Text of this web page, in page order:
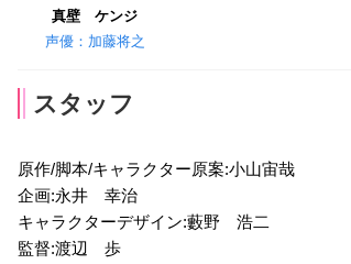
真壁 ケンジ
声優：加藤将之
スタッフ
原作/脚本/キャラクター原案:小山宙哉
企画:永井 幸治
キャラクターデザイン:藪野 浩二
監督:渡辺 歩